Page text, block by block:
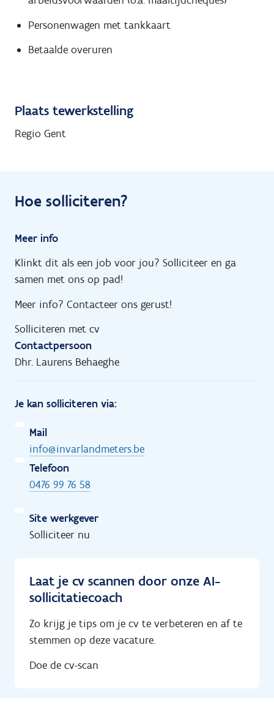
Personenwagen met tankkaart
Betaalde overuren
Plaats tewerkstelling
Regio Gent
Hoe solliciteren?
Meer info
Klinkt dit als een job voor jou? Solliciteer en ga
samen met ons op pad!
Meer info? Contacteer ons gerust!
Solliciteren met cv
Contactpersoon
Dhr. Laurens Behaeghe
Je kan solliciteren via:
Mail
info@invarlandmeters.be
Telefoon
0476 99 76 58
Site werkgever
Solliciteer nu
Laat je cv scannen door onze AI-
sollicitatiecoach
Zo krijg je tips om je cv te verbeteren en af te
stemmen op deze vacature.
Doe de cv-scan